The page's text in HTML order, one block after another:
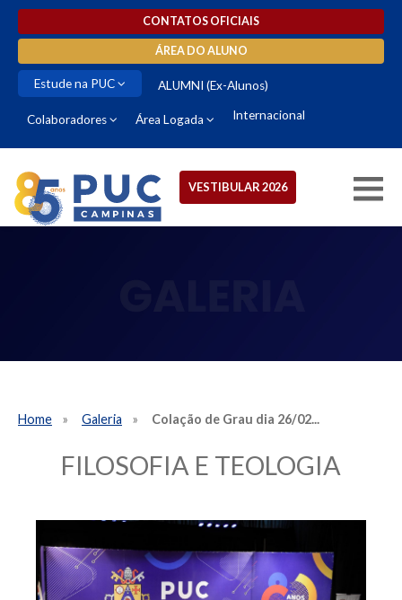
CONTATOS OFICIAIS
ÁREA DO ALUNO
Estude na PUC ALUMNI (Ex-Alunos)
Colaboradores Área Logada Internacional
VESTIBULAR 2026
Home Galeria Colação de Grau dia 26/02...
FILOSOFIA E TEOLOGIA